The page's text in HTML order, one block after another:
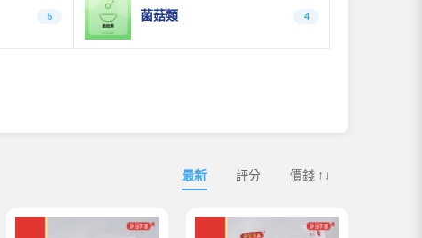
5 菌菇類 4
最新 評分 價錢 ↑↓